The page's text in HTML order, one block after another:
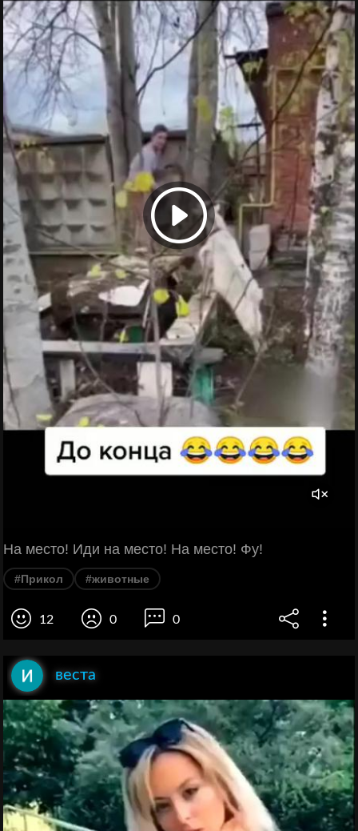
На место! Иди на место! На место! Фу!
#Прикол #животные
12 0 0
веста